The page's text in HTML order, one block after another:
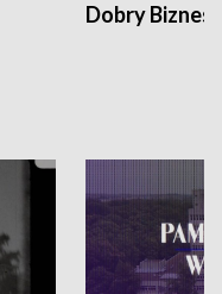
Dobry Biznes